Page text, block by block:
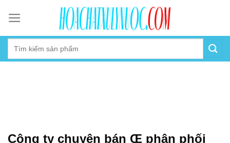
content
Công ty chuyên bán Œ phân phối